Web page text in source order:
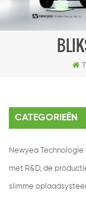
CATEGORIEËN
Newyea
met R&D, de
slimme